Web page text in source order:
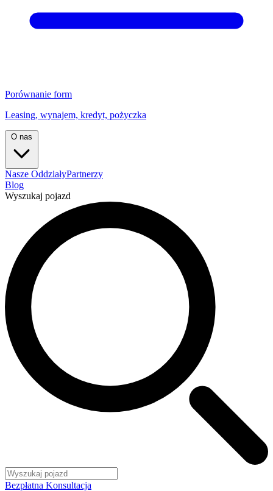
Porównanie form
Leasing, wynajem, kredyt, pożyczka
O nas
Nasze OddziałyPartnerzy
Blog
Wyszukaj pojazd
Bezpłatna Konsultacja